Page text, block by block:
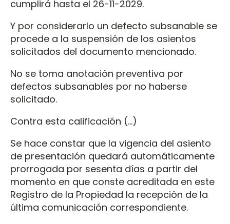
cumplirá hasta el 26-11-2029.
Y por considerarlo un defecto subsanable se
procede a la suspensión de los asientos
solicitados del documento mencionado.
No se toma anotación preventiva por
defectos subsanables por no haberse
solicitado.
Contra esta calificación (…)
Se hace constar que la vigencia del asiento
de presentación quedará automáticamente
prorrogada por sesenta días a partir del
momento en que conste acreditada en este
Registro de la Propiedad la recepción de la
última comunicación correspondiente.